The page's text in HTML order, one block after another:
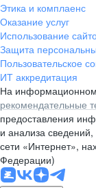
Этика и комплаенс
Оказание услуг
Использование
Защита
Пользовательское
ИТ аккредитация
На
рекомендательные
предоставления
и анализа
сети «Интернет»,
Федерации)